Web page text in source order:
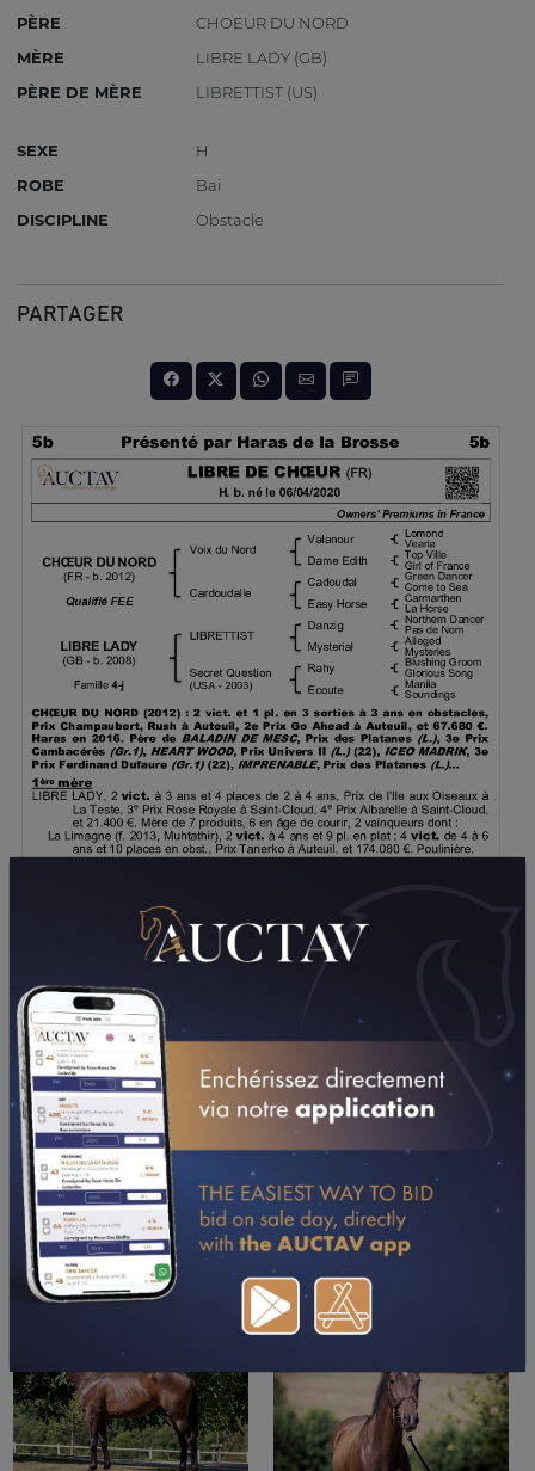
PÈRE
CHOEUR DU NORD
MÈRE
LIBRE LADY (GB)
PÈRE DE MÈRE
LIBRETTIST (US)
SEXE
H
ROBE
Bai
DISCIPLINE
Obstacle
PARTAGER
TÉLÉCHARGER LE PDF